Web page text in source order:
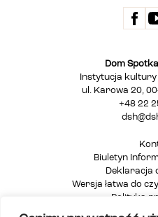
Dom
Instytucja
ul. Karowa 20,
+48 22
Biuletyn
Deklaracja
Wersja łatwa do
Polityka